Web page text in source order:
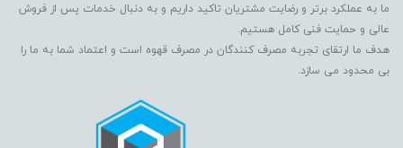
ما به عملکرد برتر و رضایت مشتریان تاکید داریم و به دنبال خدمات پس از فروش
عالی و حمایت فنی کامل هستیم.
هدف ما ارتقای تجربه مصرف کنندگان در مصرف قهوه است و اعتماد شما به ما را
بی محدود می سازد.